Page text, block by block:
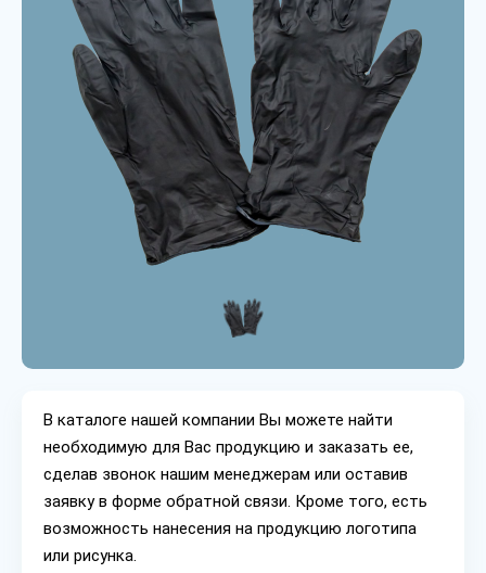
В каталоге нашей компании Вы можете найти
необходимую для Вас продукцию и заказать ее,
сделав звонок нашим менеджерам или оставив
заявку в форме обратной связи. Кроме того, есть
возможность нанесения на продукцию логотипа
или рисунка.